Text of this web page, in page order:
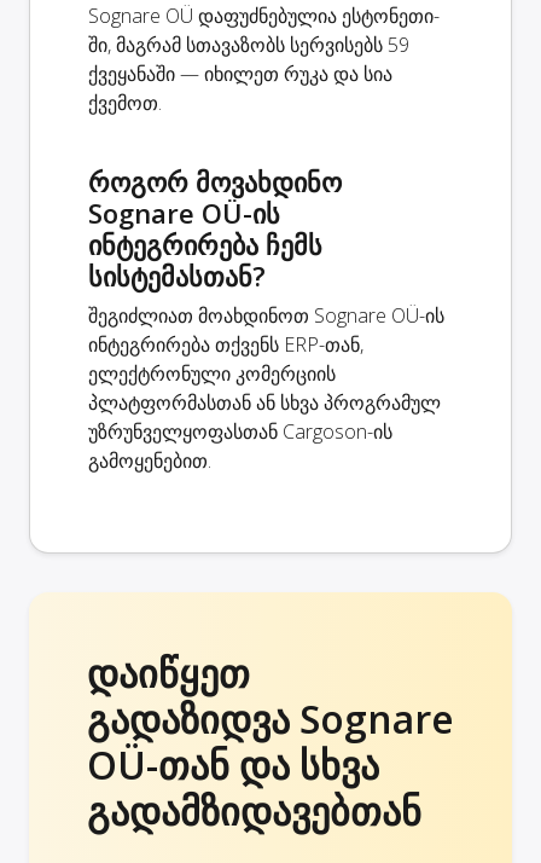
Sognare OÜ დაფუძნებულია ესტონეთი-
ში, მაგრამ სთავაზობს სერვისებს 59
ქვეყანაში — იხილეთ რუკა და სია
ქვემოთ.
როგორ მოვახდინო
Sognare OÜ-ის
ინტეგრირება ჩემს
სისტემასთან?
შეგიძლიათ მოახდინოთ Sognare OÜ-ის
ინტეგრირება თქვენს ERP-თან,
ელექტრონული კომერციის
პლატფორმასთან ან სხვა პროგრამულ
უზრუნველყოფასთან Cargoson-ის
გამოყენებით.
დაიწყეთ
გადაზიდვა Sognare
OÜ-თან და სხვა
გადამზიდავებთან